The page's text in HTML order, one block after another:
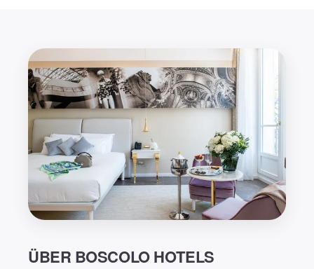
ÜBER BOSCOLO HOTELS